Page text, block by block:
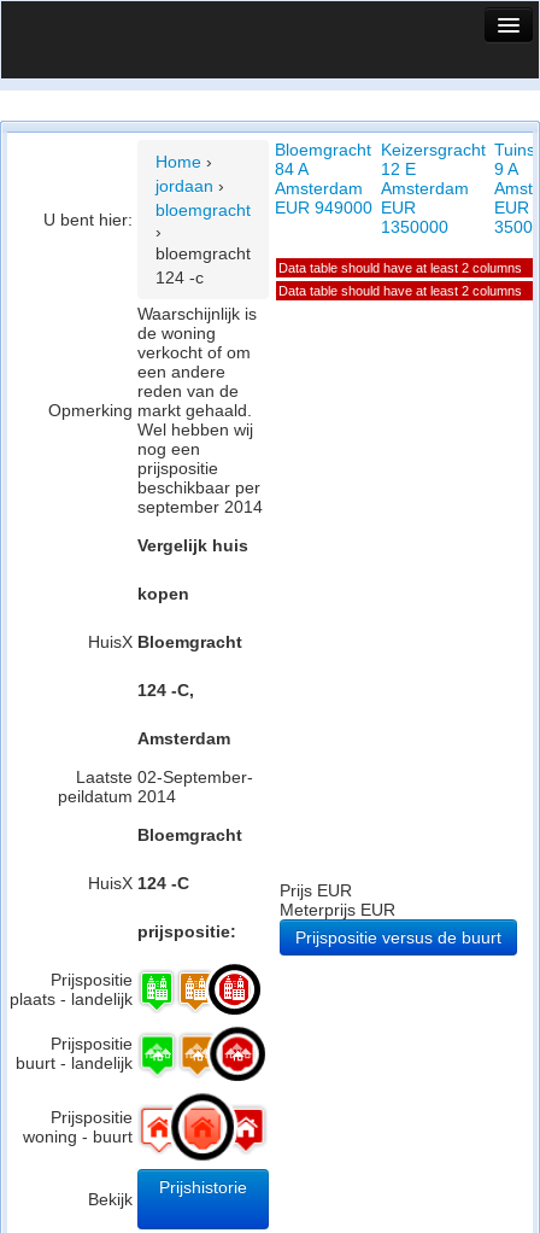
Vergelijk prijsposities - wijk
U bent hier:
Home ›
jordaan ›
bloemgracht
›
bloemgracht
124 -c
Opmerking
Waarschijnlijk is
de woning
verkocht of om
een andere
reden van de
markt gehaald.
Wel hebben wij
nog een
prijspositie
beschikbaar per
september 2014
HuisX
Vergelijk huis
kopen
Bloemgracht
124 -C,
Amsterdam
Laatste
peildatum
02-September-
2014
HuisX
Bloemgracht
124 -C
prijspositie:
Prijspositie
plaats - landelijk
Prijspositie
buurt - landelijk
Prijspositie
woning - buurt
Bekijk
Prijshistorie
Bloemgracht
84 A
Amsterdam
EUR 949000
Keizersgracht
12 E
Amsterdam
EUR
1350000
9 A
EUR
Data table should have at least 2 columns
Data table should have at least 2 columns
Prijs EUR
Meterprijs EUR
Prijspositie versus de buurt